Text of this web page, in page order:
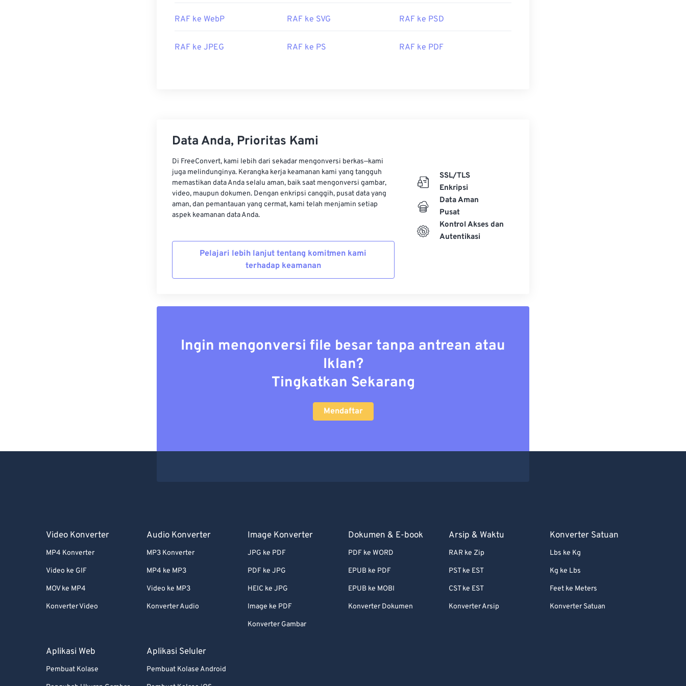
. Jika tidak, cobalah
Adobe Photoshop Lightroom Adobe Photoshop, yang mungkin
Di Microsoft Windows, alternatif berbayar untuk membuka RAF adalahHDR Darkroom
RAF ke WebP RAF ke SVG RAF ke PSD
RAF ke JPEG RAF ke PS RAF ke PDF
Data Anda, Prioritas Kami
Di FreeConvert, kami lebih dari sekadar mengonversi berkas—kami
juga melindunginya. Kerangka kerja keamanan kami yang tangguh
memastikan data Anda selalu aman, baik saat mengonversi gambar,
video, maupun dokumen. Dengan enkripsi canggih, pusat data yang
aman, dan pemantauan yang cermat, kami telah menjamin setiap
aspek keamanan data Anda.
Pelajari lebih lanjut tentang komitmen kami
terhadap keamanan
SSL/TLS
Enkripsi
Data Aman
Pusat
Kontrol Akses dan
Autentikasi
Ingin mengonversi file besar tanpa antrean atau
Iklan?
Tingkatkan Sekarang
Mendaftar
Video Konverter
MP4 Konverter
Video ke GIF
MOV ke MP4
Konverter Video
Audio Konverter
MP3 Konverter
MP4 ke MP3
Video ke MP3
Konverter Audio
Image Konverter
JPG ke PDF
PDF ke JPG
HEIC ke JPG
Image ke PDF
Konverter Gambar
Dokumen & E-book
PDF ke WORD
EPUB ke PDF
EPUB ke MOBI
Konverter Dokumen
Arsip & Waktu
RAR ke Zip
PST ke EST
CST ke EST
Konverter Arsip
Konverter Satuan
Lbs ke Kg
Kg ke Lbs
Feet ke Meters
Konverter Satuan
Aplikasi Web
Pembuat Kolase
Aplikasi Seluler
Pembuat Kolase Android